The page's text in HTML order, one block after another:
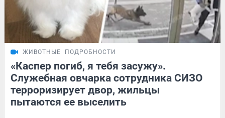
ЖИВОТНЫЕ ПОДРОБНОСТИ
«Каспер погиб, я тебя засужу».
Служебная овчарка сотрудника СИЗО
терроризирует двор, жильцы
пытаются ее выселить